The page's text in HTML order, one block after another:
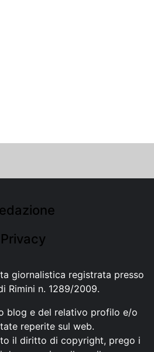
Privacy
giornalistica registrata presso
Rimini n. 1289/2009.
blog e del relativo profilo e/o
reperite sul web.
il diritto di copyright, prego i